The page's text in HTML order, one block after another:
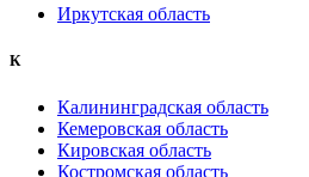
Иркутская область
К
Калининградская область
Кемеровская область
Кировская область
Костромская область